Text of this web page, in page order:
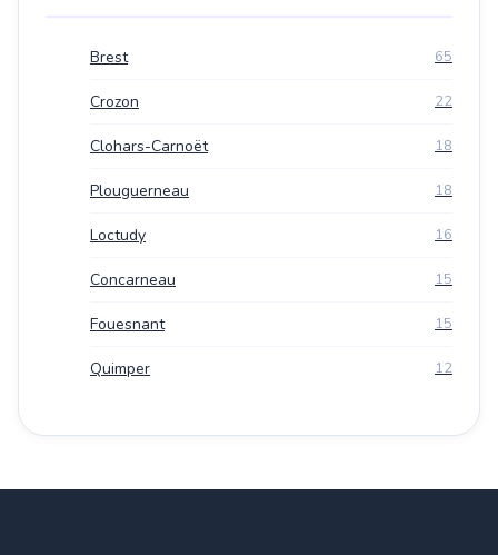
Brest 65
Crozon 22
Clohars-Carnoët 18
Plouguerneau 18
Loctudy 16
Concarneau 15
Fouesnant 15
Quimper 12